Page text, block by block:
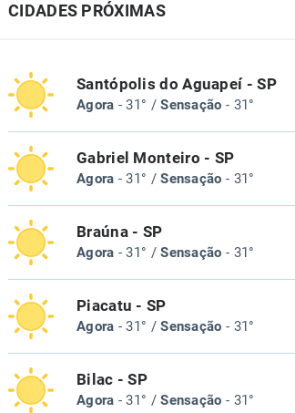
CIDADES PRÓXIMAS
Santópolis do Aguapeí - SP
Agora - 31° /Sensação - 31°
Gabriel Monteiro - SP
Agora - 31° /Sensação - 31°
Braúna - SP
Agora - 31° /Sensação - 31°
Piacatu - SP
Agora - 31° /Sensação - 31°
Bilac - SP
Agora - 31° /Sensação - 31°